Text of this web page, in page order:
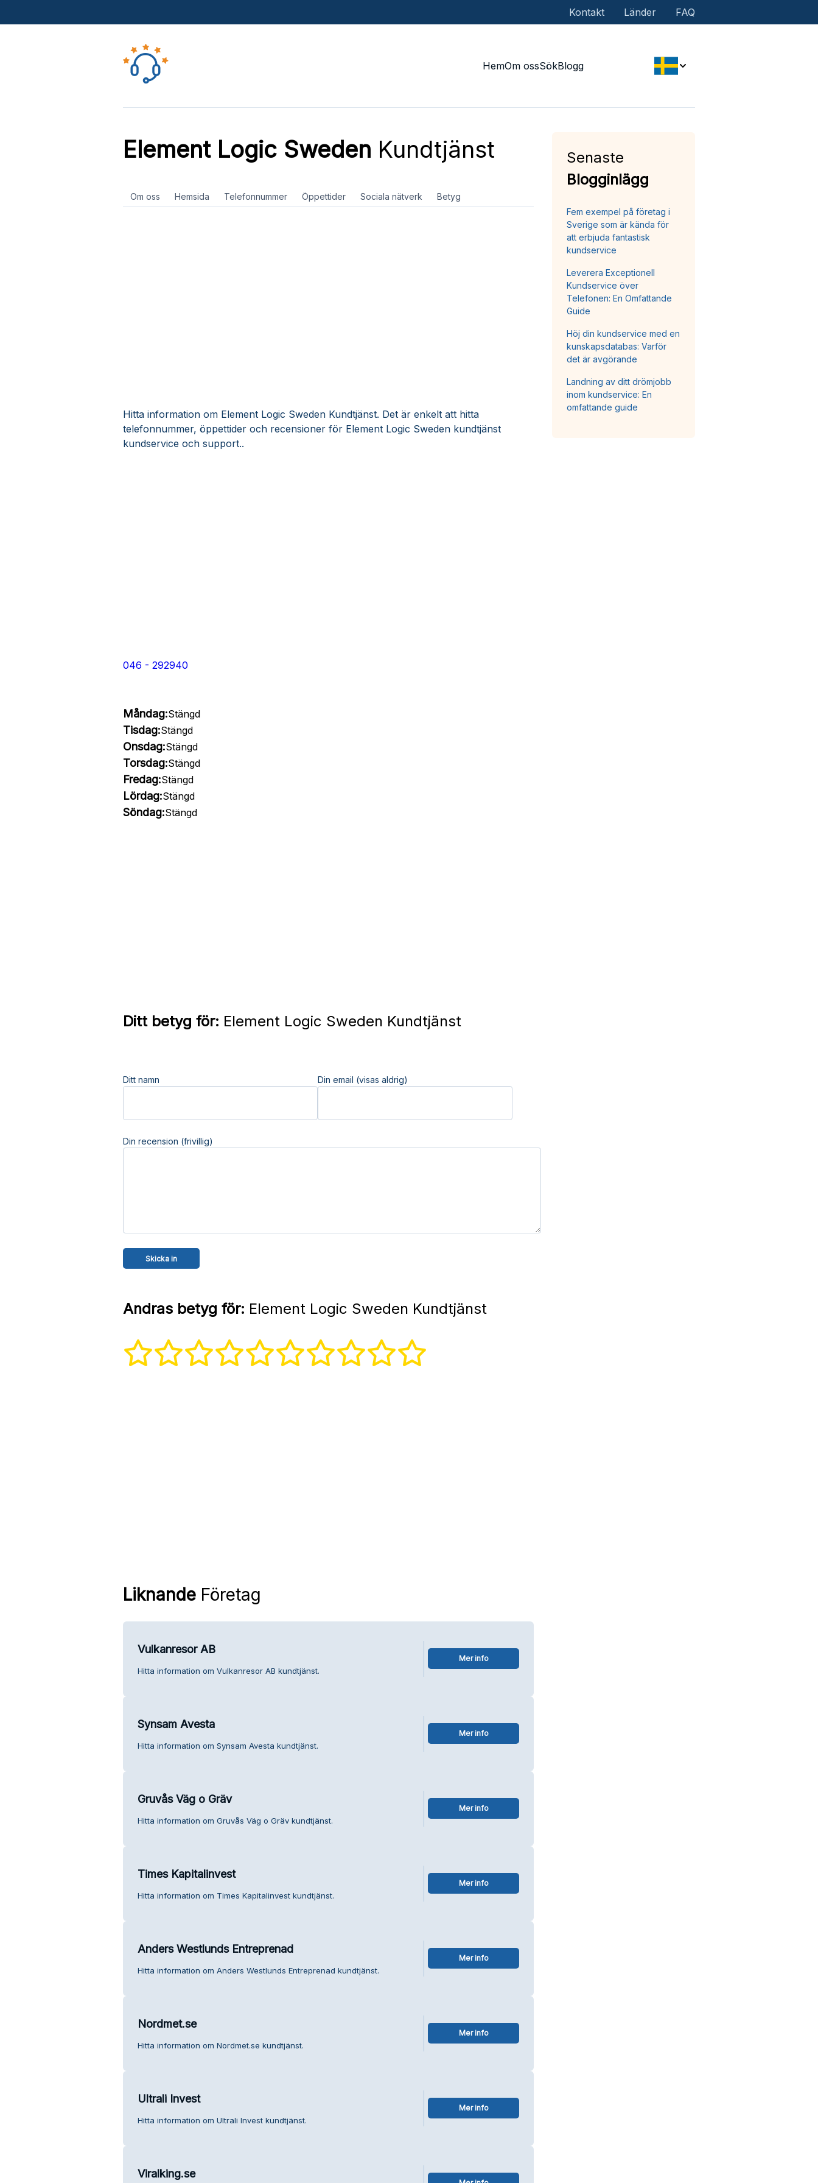
Kontakt Länder FAQ
HemOm ossSökBlogg
Element Logic Sweden Kundtjänst
Om oss Hemsida Telefonnummer Öppettider Sociala nätverk Betyg
Hitta information om Element Logic Sweden Kundtjänst. Det är enkelt att hitta
telefonnummer, öppettider och recensioner för Element Logic Sweden kundtjänst
kundservice och support..
046 - 292940
Måndag:Stängd
Tisdag:Stängd
Onsdag:Stängd
Torsdag:Stängd
Fredag:Stängd
Lördag:Stängd
Söndag:Stängd
Ditt betyg för: Element Logic Sweden Kundtjänst
Ditt namn Din email (visas aldrig)
Din recension (frivillig)
Andras betyg för: Element Logic Sweden Kundtjänst
LiknandeFöretag
Vulkanresor AB
Hitta information om Vulkanresor AB kundtjänst.
Mer info
Synsam Avesta
Hitta information om Synsam Avesta kundtjänst.
Mer info
Gruvås Väg o Gräv
Hitta information om Gruvås Väg o Gräv kundtjänst.
Mer info
Times Kapitalinvest
Hitta information om Times Kapitalinvest kundtjänst.
Mer info
Anders Westlunds Entreprenad
Hitta information om Anders Westlunds Entreprenad kundtjänst.
Mer info
Nordmet.se
Hitta information om Nordmet.se kundtjänst.
Mer info
Ultrali Invest
Hitta information om Ultrali Invest kundtjänst.
Mer info
Viralking.se
Senaste
Blogginlägg
Fem exempel på företag i
Sverige som är kända för
att erbjuda fantastisk
kundservice
Leverera Exceptionell
Kundservice över
Telefonen: En Omfattande
Guide
Höj din kundservice med en
kunskapsdatabas: Varför
det är avgörande
Landning av ditt drömjobb
inom kundservice: En
omfattande guide